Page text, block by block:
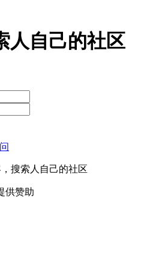
人自己的社区
搜索人自己的社区
供赞助